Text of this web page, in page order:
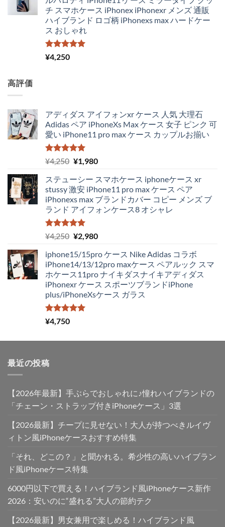
格
は
¥4,300
で
し
価
格
は
チ スマホケース iPhonex iPhonexr メンズ 通販
ハイブランド ロゴ柄 iPhonexs max ハードケー
ス おしゃれ
5段階中
5.00
¥4,250
高評価
アディダス アイフォンxr ケース 人気 大理石
Adidas ペア iPhoneXs Max ケース 女子 ピンク 可
愛い iPhone11 pro max ケース カップルお揃い
5段階中
5.00
の評価
¥4,250 元
価
格
は
¥4,250
で
し
¥1,980現
の
価
格
は
で
ステューシー スマホケース iphoneケース xr
stussy 激安 iPhone11 pro max ケース ペア
iPhonexs max ブランドカバー コピー メンズ ブ
ランド アイフォンケース8 オシャレ
5段階中
5.00
の評価
¥4,250 元
価
格
は
¥4,250
で
し
¥2,980現
の
価
格
は
¥2,980
iphone15/15pro ケース Nike Adidas コラボ
iPhone14/13/12pro maxケース ペアルック スマ
ホケース11pro ナイキダスナイキアディダス
iPhonexr ケース スポーツブランドiPhone
plus/iPhoneXsケース ガラス
5段階中
5.00
¥4,750
最近の投稿
【2026年最新】手ぶらでおしゃれに♪憧れハイブランドの
「チェーン・ストラップ付きiPhoneケース」3選
【2026最新】チープに見せない！大人が持つべきルイヴ
ィトン風iPhoneケースおすすめ特集
「それ、どこの？」と聞かれる。希少性の高いハイブラン
ド風iPhoneケース特集
6000円以下で買える！ハイブランド風iPhoneケース新作
2026：安いのに“盛れる”大人の節約テク
【2026最新】男女兼用で楽しめる！ハイブランド風